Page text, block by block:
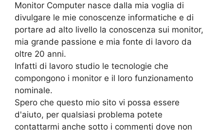
Monitor Computer nasce dalla mia voglia di
divulgare le mie conoscenze informatiche e di
portare ad alto livello la conoscenza sui monitor,
mia grande passione e mia fonte di lavoro da
oltre 20 anni.
Infatti di lavoro studio le tecnologie che
compongono i monitor e il loro funzionamento
nominale.
Spero che questo mio sito vi possa essere
d'aiuto, per qualsiasi problema potete
contattarmi anche sotto i commenti dove non